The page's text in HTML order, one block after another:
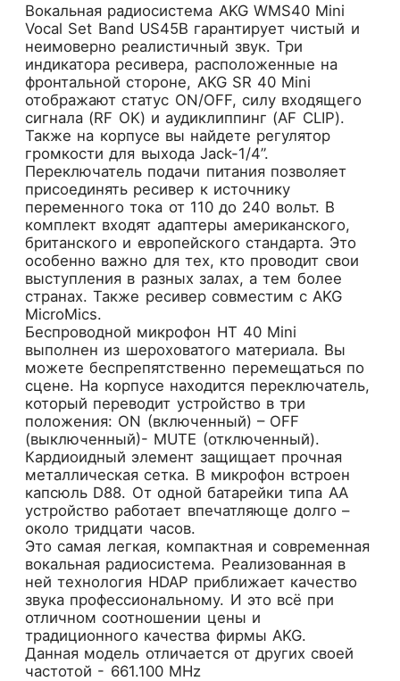
Вокальная радиосистема AKG WMS40 Mini
Vocal Set Band US45B гарантирует чистый и
неимоверно реалистичный звук. Три
индикатора ресивера, расположенные на
фронтальной стороне, AKG SR 40 Mini
отображают статус ON/OFF, силу входящего
сигнала (RF OK) и аудиклиппинг (AF CLIP).
Также на корпусе вы найдете регулятор
громкости для выхода Jack-1/4”.
Переключатель подачи питания позволяет
присоединять ресивер к источнику
переменного тока от 110 до 240 вольт. В
комплект входят адаптеры американского,
британского и европейского стандарта. Это
особенно важно для тех, кто проводит свои
выступления в разных залах, а тем более
странах. Также ресивер совместим с AKG
MicroMics.
Беспроводной микрофон HT 40 Mini
выполнен из шероховатого материала. Вы
можете беспрепятственно перемещаться по
сцене. На корпусе находится переключатель,
который переводит устройство в три
положения: ОN (включенный) – OFF
(выключенный)- MUTE (отключенный).
Кардиоидный элемент защищает прочная
металлическая сетка. В микрофон встроен
капсюль D88. От одной батарейки типа АА
устройство работает впечатляюще долго –
около тридцати часов.
Это самая легкая, компактная и современная
вокальная радиосистема. Реализованная в
ней технология HDAP приближает качество
звука профессиональному. И это всё при
отличном соотношении цены и
традиционного качества фирмы AKG.
Данная модель отличается от других своей
частотой - 661.100 MHz